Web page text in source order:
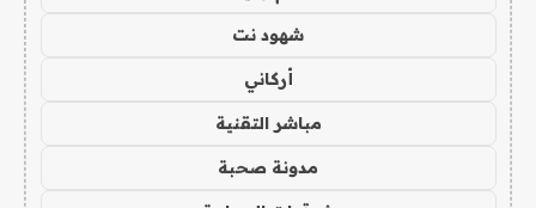
شهود نت
أركاني
مباشر التقنية
مدونة صحبة